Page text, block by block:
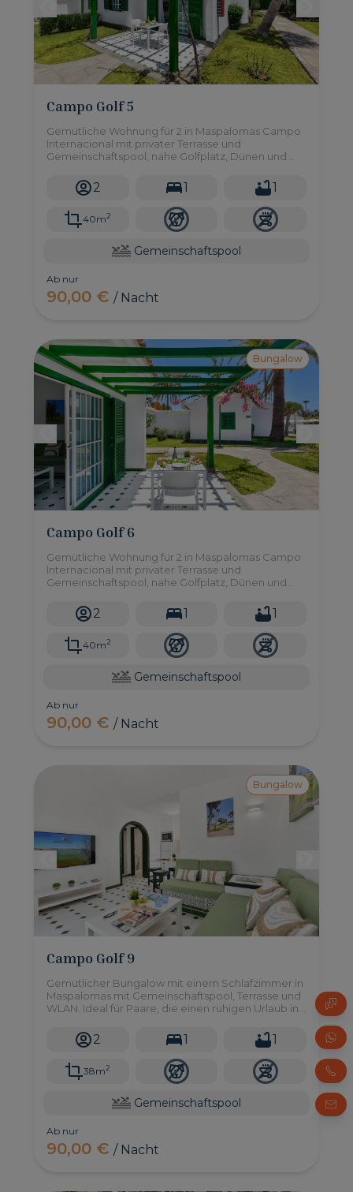
Campo Golf 5
Gemütliche Wohnung für 2 in Maspalomas Campo
Internacional mit privater Terrasse und
Gemeinschaftspool, nahe Golfplatz, Dünen und
2 1 1
40m2
Gemeinschaftspool
Ab nur
90,00 €/ Nacht
Bungalow
Campo Golf 6
Gemütliche Wohnung für 2 in Maspalomas Campo
Internacional mit privater Terrasse und
Gemeinschaftspool, nahe Golfplatz, Dünen und
2 1 1
40m2
Gemeinschaftspool
Ab nur
90,00 €/ Nacht
Bungalow
Campo Golf 9
Gemütlicher Bungalow mit einem Schlafzimmer in
Maspalomas mit Gemeinschaftspool, Terrasse und
WLAN. Ideal für Paare, die einen ruhigen Urlaub in
verbringen möchten.
2 1 1
38m2
Gemeinschaftspool
Ab nur
90,00 €/ Nacht